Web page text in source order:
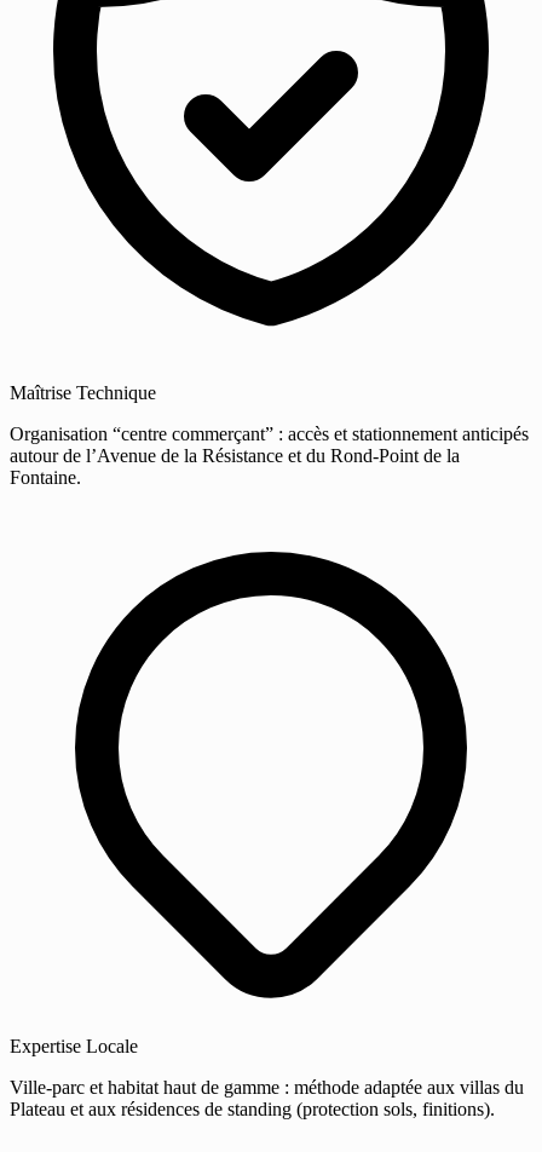
Maîtrise Technique
Organisation “centre commerçant” : accès et stationnement anticipés
autour de l’Avenue de la Résistance et du Rond-Point de la
Fontaine.
Expertise Locale
Ville-parc et habitat haut de gamme : méthode adaptée aux villas du
Plateau et aux résidences de standing (protection sols, finitions).